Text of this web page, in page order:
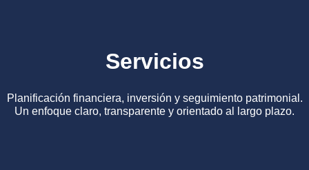
Servicios
Planificación financiera, inversión y seguimiento patrimonial.
Un enfoque claro, transparente y orientado al largo plazo.